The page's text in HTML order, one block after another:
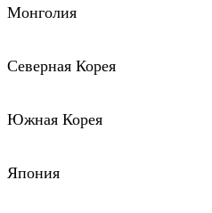
Монголия
Северная Корея
Южная Корея
Япония